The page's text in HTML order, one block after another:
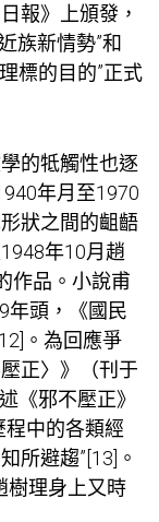
報》上頒發，
族新情勢”和
標的目的”正式
的牴觸性也逐
年月至1970
狀之間的齟齬
年10月趙
作品。小說甫
年頭，《國民
。為回應爭
正〉》（刊于
《邪不壓正》
程中的各類經
所避趨”[13]。
樹理身上又時